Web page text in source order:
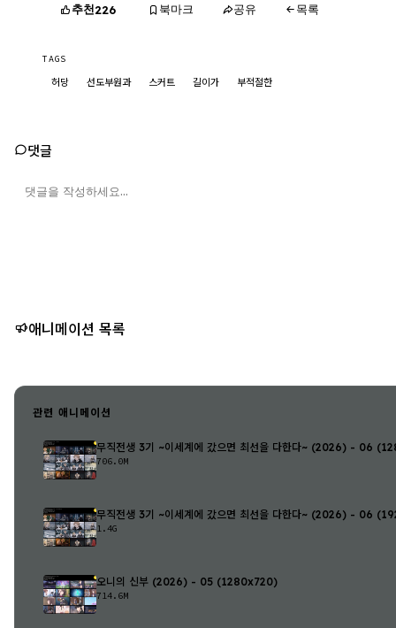
추천226 북마크 공유 목록
TAGS
허당 선도부원과 스커트 길이가 부적절한
댓글
애니메이션 목록
관련 애니메이션
무직전생 3기 ~이세계에 갔으면 최선을 다한다~ (2026) - 06
706.0M
무직전생 3기 ~이세계에 갔으면 최선을 다한다~ (2026) - 06
1.4G
오니의 신부 (2026) - 05 (1280x720)
714.6M